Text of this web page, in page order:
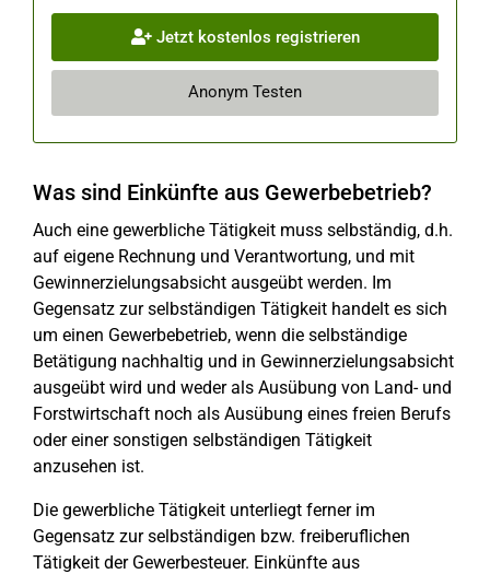
Jetzt kostenlos registrieren
Anonym Testen
Was sind Einkünfte aus Gewerbebetrieb?
Auch eine gewerbliche Tätigkeit muss selbständig, d.h.
auf eigene Rechnung und Verantwortung, und mit
Gewinnerzielungsabsicht ausgeübt werden. Im
Gegensatz zur selbständigen Tätigkeit handelt es sich
um einen Gewerbebetrieb, wenn die selbständige
Betätigung nachhaltig und in Gewinnerzielungsabsicht
ausgeübt wird und weder als Ausübung von Land- und
Forstwirtschaft noch als Ausübung eines freien Berufs
oder einer sonstigen selbständigen Tätigkeit
anzusehen ist.
Die gewerbliche Tätigkeit unterliegt ferner im
Gegensatz zur selbständigen bzw. freiberuflichen
Tätigkeit der Gewerbesteuer. Einkünfte aus